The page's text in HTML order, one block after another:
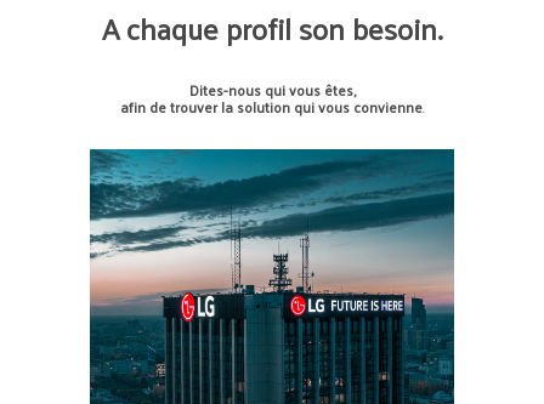
A chaque profil son besoin.
Dites-nous qui vous êtes,
afin de trouver la solution qui vous convienne.